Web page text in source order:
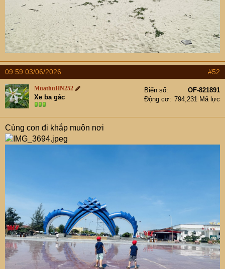
09:59 03/06/2026 #52
MuathuHN252
Xe ba gác
Biển số
OF-821891
Động cơ
794,231 Mã lực
Cùng con đi khắp muôn nơi